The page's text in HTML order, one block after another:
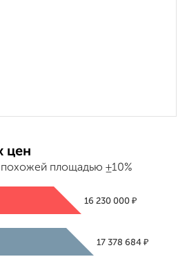
цен
похожей площадью ±10%
16 230 000 ₽
17 378 684 ₽